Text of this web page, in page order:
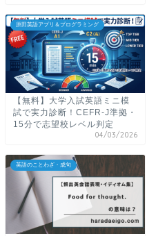
原田英語アプリ＆プログラミング
【無料】大学入試英語ミニ模
試で実力診断！CEFR-J準拠・
15分で志望校レベル判定
04/03/2026
英語のことわざ・成句